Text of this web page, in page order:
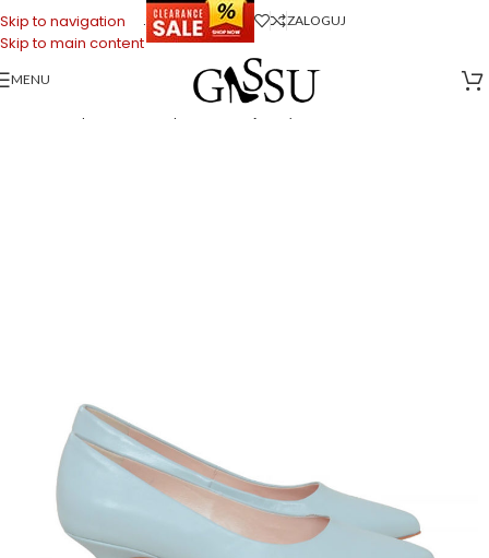
Skip to navigation
Skip to main content
. ZALOGUJ
MENU
Strona główna Sklep firmowy Gassu>Buty Damskie
JESSICA – Jasne